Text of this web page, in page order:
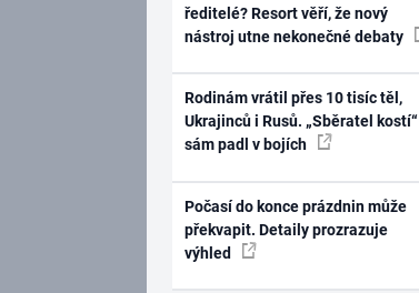
ředitelé? Resort věří, že nový
nástroj utne nekonečné debaty
Rodinám vrátil přes 10 tisíc těl,
Ukrajinců i Rusů. „Sběratel kostí“
sám padl v bojích
Počasí do konce prázdnin může
překvapit. Detaily prozrazuje
výhled